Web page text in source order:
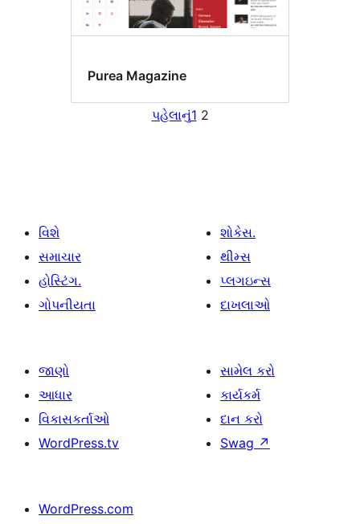
Purea Magazine
પહેલાનું1 2
વિશે
સમાચાર
હોસ્ટિંગ.
ગોપનીયતા
શોકેસ.
થીમ્સ
પ્લગઇન્સ
દાખલાઓ
જાણો
આધાર
વિકાસકર્તાઓ
WordPress.tv
સામેલ કરો
કાર્યકર્મ
દાન કરો
Swag ↗
WordPress.com